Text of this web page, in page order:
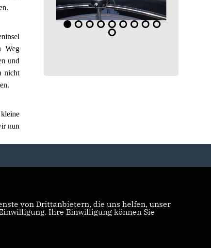
Weg
und
nicht
nun
von Drittanbietern, die uns helfen, unser
Ihre Einwilligung können Sie